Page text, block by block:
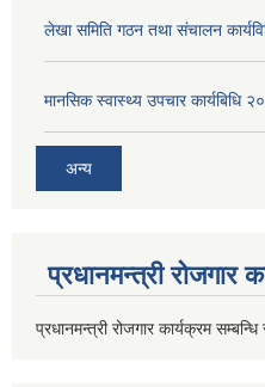
लेखा समिति गठन तथा संचालन
मानसिक स्वास्थ्य उपचार कार्यबिधि
अन्य
प्रधानमन्त्री रोजगार
प्रधानमन्त्री रोजगार कार्यक्रम